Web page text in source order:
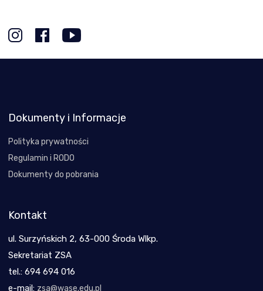
Dokumenty i Informacje
Polityka prywatności
Regulamin i RODO
Dokumenty do pobrania
Kontakt
ul. Surzyńskich 2, 63-000 Środa Wlkp.
Sekretariat ZSA
tel.: 694 694 016
e-mail: zsa@wase.edu.pl